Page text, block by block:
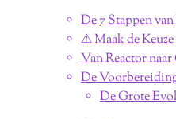
De 7 Stappen
⚠︎ Maak de Keuze
Van Reactor
De
De Grote